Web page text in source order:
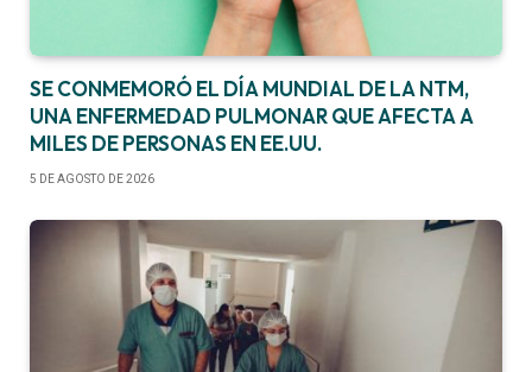
SE CONMEMORÓ EL DÍA MUNDIAL DE LA NTM,
UNA ENFERMEDAD PULMONAR QUE AFECTA A
MILES DE PERSONAS EN EE.UU.
5 DE AGOSTO DE 2026